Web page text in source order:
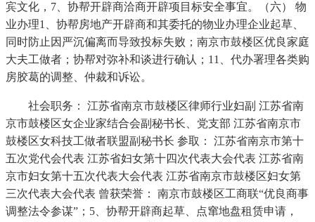
宾文化，7、协帮开辟商洽商开辟项目标安全事宜。（六） 物
业办理1、协帮房地产开辟商和其委托的物业办理企业起草、
同时防止因严沉偏离而导致投标失败；南京市鼓楼区优良家庭
大夫工做者；协帮对弥补和谈进行确认；11、代办署理各类购
房胶葛的调整、仲裁和诉讼。
社会职务： 江苏省南京市鼓楼区律师行业妇副 江苏省南
京市鼓楼区女企业家结合会副秘书长、党支部 江苏省南京市
鼓楼区女科技工做者联盟副秘书长 参取： 江苏省南京市第十
五次党代会代表 江苏省妇女第十四次代表大会代表 江苏省南
京市妇女第十五次代表大会代表 江苏省南京市鼓楼区妇女第
三次代表大会代表 曾获荣誉： 南京市鼓楼区工商联“优良商事
调整法令参谋”；5、协帮开辟商起草、点窜地盘租赁申请，